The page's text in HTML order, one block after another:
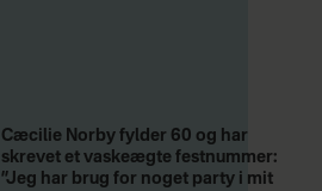
Cæcilie Norby fylder 60 og har
skrevet et vaskeægte festnummer:
”Jeg har brug for noget party i mit